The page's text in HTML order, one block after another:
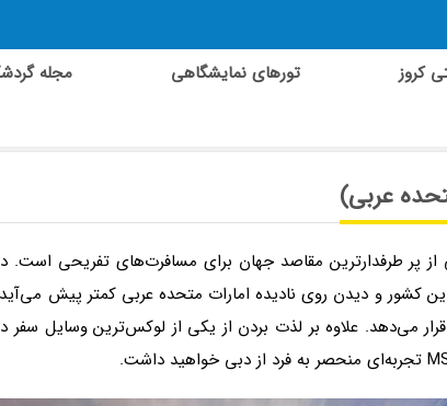
عربی)
پر طرفدارترین مقاصد جهان برای مسافرت‌های تفریحی است.
کشور و دیدن روی نادیده امارات متحده عربی کمتر پیش
می‌دهد. علاوه بر لذت بردن از یکی از لوکس‌ترین وسایل سفر
کروز تورهای نمایشگاهی
مجله